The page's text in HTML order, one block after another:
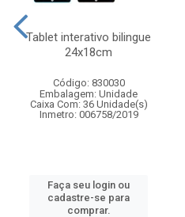
Tablet interativo bilingue
24x18cm
Código: 830030
Embalagem: Unidade
Caixa Com: 36 Unidade(s)
Inmetro: 006758/2019
Faça seu login ou
cadastre-se para
comprar.